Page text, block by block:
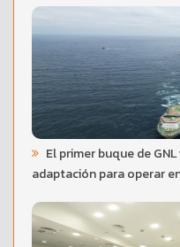
El primer buque de
adaptación para operar